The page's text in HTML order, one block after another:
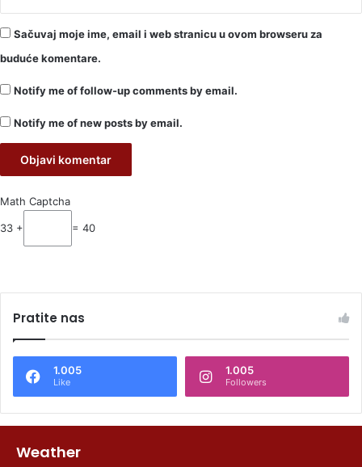
Sačuvaj moje ime, email i web stranicu u ovom browseru za
buduće komentare.
Notify me of follow-up comments by email.
Notify me of new posts by email.
Math Captcha
33 + = 40
Pratite nas
1.005
Like
1.005
Followers
Weather